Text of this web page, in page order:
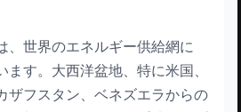
、世界のエネルギー供給網に
ます。大西洋盆地、特に米国、
ザフスタン、ベネズエラからの